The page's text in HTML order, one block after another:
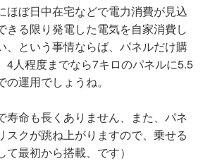
ほぼ日中在宅などで電力消費が見込
きる限り発電した電気を自家消費し
、という事情ならば、パネルだけ購
4人程度までなら7キロのパネルに5.5
運用でしょうね。
寿命も長くありません、また、パネ
スクが跳ね上がりますので、乗せる
最初から搭載、です）